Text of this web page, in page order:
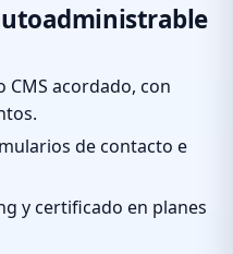
CMS acordado, con
de contacto e
y certificado en planes